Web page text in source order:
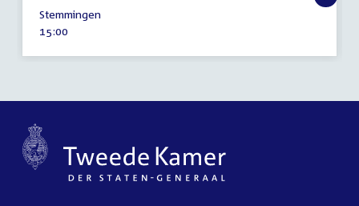
november
2017
Stemmingen
Tijd
15:00